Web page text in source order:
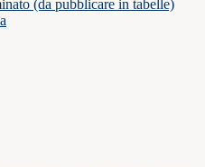
(da pubblicare in tabelle)